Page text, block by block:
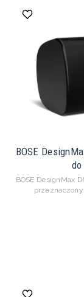
BOSE
BOSE DesignMax